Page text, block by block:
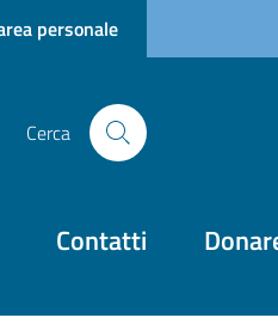
personale
Cerca
Contatti